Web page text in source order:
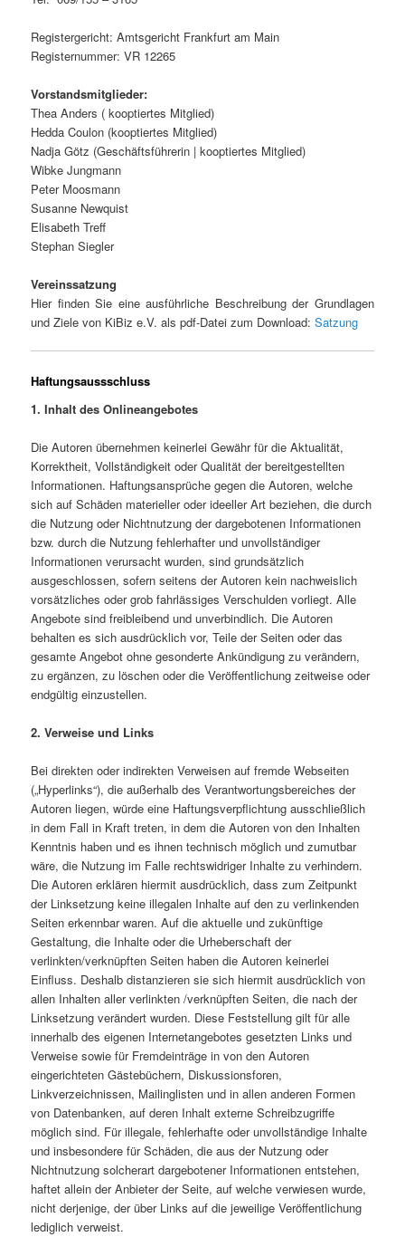
Registergericht: Amtsgericht Frankfurt am Main
Registernummer: VR 12265
Vorstandsmitglieder:
Thea Anders ( kooptiertes Mitglied)
Hedda Coulon (kooptiertes Mitglied)
Nadja Götz (Geschäftsführerin | kooptiertes Mitglied)
Wibke Jungmann
Peter Moosmann
Susanne Newquist
Elisabeth Treff
Stephan Siegler
Vereinssatzung
Hier finden Sie eine ausführliche Beschreibung der Grundlagen
und Ziele von KiBiz e.V. als pdf-Datei zum Download:Satzung
Haftungsaussschluss
1. Inhalt des Onlineangebotes
Die Autoren übernehmen keinerlei Gewähr für die Aktualität,
Korrektheit, Vollständigkeit oder Qualität der bereitgestellten
Informationen. Haftungsansprüche gegen die Autoren, welche
sich auf Schäden materieller oder ideeller Art beziehen, die durch
die Nutzung oder Nichtnutzung der dargebotenen Informationen
bzw. durch die Nutzung fehlerhafter und unvollständiger
Informationen verursacht wurden, sind grundsätzlich
ausgeschlossen, sofern seitens der Autoren kein nachweislich
vorsätzliches oder grob fahrlässiges Verschulden vorliegt. Alle
Angebote sind freibleibend und unverbindlich. Die Autoren
behalten es sich ausdrücklich vor, Teile der Seiten oder das
gesamte Angebot ohne gesonderte Ankündigung zu verändern,
zu ergänzen, zu löschen oder die Veröffentlichung zeitweise oder
endgültig einzustellen.
2. Verweise und Links
Bei direkten oder indirekten Verweisen auf fremde Webseiten
(„Hyperlinks“), die außerhalb des Verantwortungsbereiches der
Autoren liegen, würde eine Haftungsverpflichtung ausschließlich
in dem Fall in Kraft treten, in dem die Autoren von den Inhalten
Kenntnis haben und es ihnen technisch möglich und zumutbar
wäre, die Nutzung im Falle rechtswidriger Inhalte zu verhindern.
Die Autoren erklären hiermit ausdrücklich, dass zum Zeitpunkt
der Linksetzung keine illegalen Inhalte auf den zu verlinkenden
Seiten erkennbar waren. Auf die aktuelle und zukünftige
Gestaltung, die Inhalte oder die Urheberschaft der
verlinkten/verknüpften Seiten haben die Autoren keinerlei
Einfluss. Deshalb distanzieren sie sich hiermit ausdrücklich von
allen Inhalten aller verlinkten /verknüpften Seiten, die nach der
Linksetzung verändert wurden. Diese Feststellung gilt für alle
innerhalb des eigenen Internetangebotes gesetzten Links und
Verweise sowie für Fremdeinträge in von den Autoren
eingerichteten Gästebüchern, Diskussionsforen,
Linkverzeichnissen, Mailinglisten und in allen anderen Formen
von Datenbanken, auf deren Inhalt externe Schreibzugriffe
möglich sind. Für illegale, fehlerhafte oder unvollständige Inhalte
und insbesondere für Schäden, die aus der Nutzung oder
Nichtnutzung solcherart dargebotener Informationen entstehen,
haftet allein der Anbieter der Seite, auf welche verwiesen wurde,
nicht derjenige, der über Links auf die jeweilige Veröffentlichung
lediglich verweist.